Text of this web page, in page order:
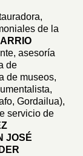
de la
asesoría
de
de museos,
Gordailua),
servicio de
JOSÉ